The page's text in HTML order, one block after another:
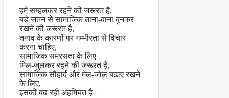
हमें सम्हलकर रहने की जरूरत है,
बड़े जतन से सामाजिक ताना-बाना बुनकर
रखने की जरूरत है,
तनाव के कारणों पर गम्भीरता से विचार
करना चाहिए,
सामाजिक समरसता के लिए
मिल-जुलकर रहने की जरूरत है,
सामाजिक सौहार्द और मेल-जोल बढ़ाए रखने
के लिए,
इसकी बढ़ रही अहमियत है।